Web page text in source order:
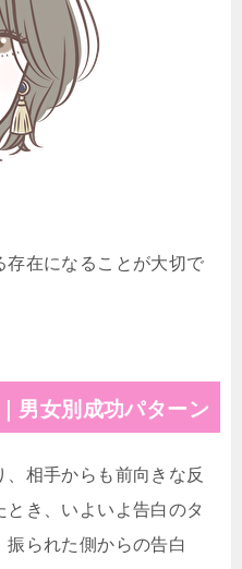
在になることが大切で
男女別成功パターン
相手からも前向きな反
き、いよいよ告白のタ
られた側からの告白